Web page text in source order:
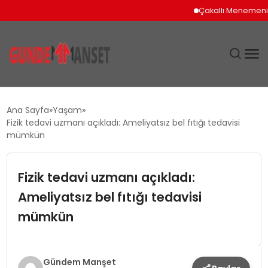
Çakallı Menemeni
DÜNYA
SPOR
YAŞAM
Ana Sayfa Yaşam
Fizik tedavi uzmanı açıkladı: Ameliyatsız bel fıtığı tedavisi
mümkün
Fizik tedavi uzmanı açıkladı:
Ameliyatsız bel fıtığı tedavisi
mümkün
Gündem Manşet